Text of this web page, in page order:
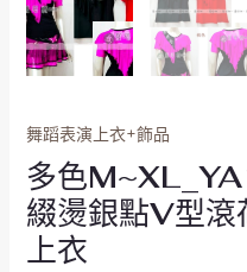
舞蹈表演上衣+飾品
多色
綴燙銀點V型滾
上衣
荷
葉
波
短
袖
網
紗
上
衣